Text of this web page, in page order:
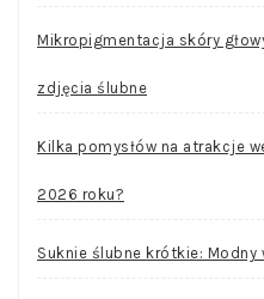
Mikropigmentacja skóry
zdjęcia ślubne
Kilka pomysłów na atrakcje
2026 roku?
Suknie ślubne krótkie: Modny